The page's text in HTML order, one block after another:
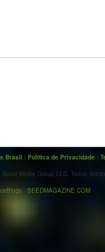
Brasil | Política de Privacidade |
Media Group LLC. Todos
SEEDMAGAZINE.COM